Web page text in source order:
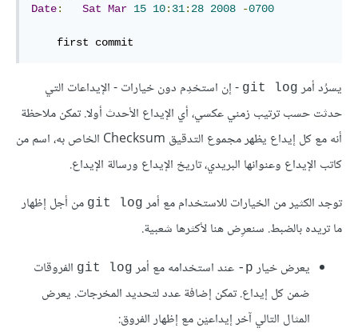
Date: Sat Mar 15 10: 31: 28 2008 -0700
    first commit
يسرُد أمر git log - إن استخدِم دون خيارات - الإيداعات التي
حدثت حسب ترتيب زمني عكسي، أي الإيداع الأحدث أولا. تمكن ملاحظة
أنه مع كل إيداع يظهر مجموع التدقيق Checksum الخاص به، اسم من
كاتب الإيداع وعنوانها البريدي، تاريخ الإيداع ورسالة الإيداع.
توجد الكثير من الخيارات للاستخدام مع أمر git log من أجل إظهار
ما تريده بالضبط. سنعرِض هنا لأكثرها شعبية.
يعرض خيار p- عند استخدامه مع أمر git log الفروقات
ضمن كل إيداع. تمكن إضافة عدد لتحديد المخرجات. يعرض
المثال التالي آخر إيداعيْن مع إظهار الفروق: